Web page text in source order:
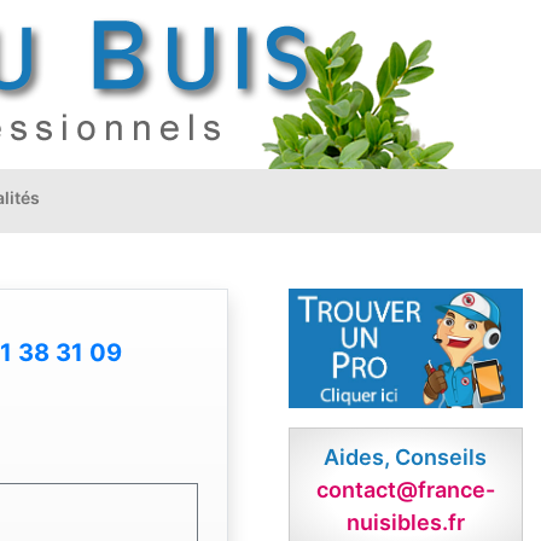
38 31 09
Aides, Conseils
contact@france-
nuisibles.fr